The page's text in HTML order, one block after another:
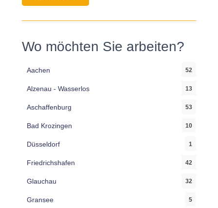
Wo möchten Sie arbeiten?
Aachen 52
Alzenau - Wasserlos 13
Aschaffenburg 53
Bad Krozingen 10
Düsseldorf 1
Friedrichshafen 42
Glauchau 32
Gransee 5